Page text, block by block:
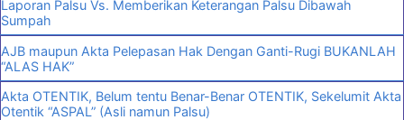
Laporan Palsu Vs. Memberikan Keterangan Palsu Dibawah
Sumpah
AJB maupun Akta Pelepasan Hak Dengan Ganti-Rugi BUKANLAH
“ALAS HAK”
Akta OTENTIK, Belum tentu Benar-Benar OTENTIK, Sekelumit Akta
Otentik “ASPAL” (Asli namun Palsu)